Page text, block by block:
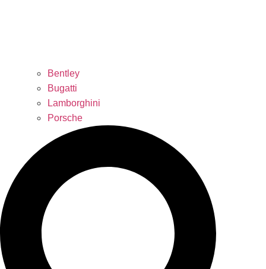
Bentley
Bugatti
Lamborghini
Porsche